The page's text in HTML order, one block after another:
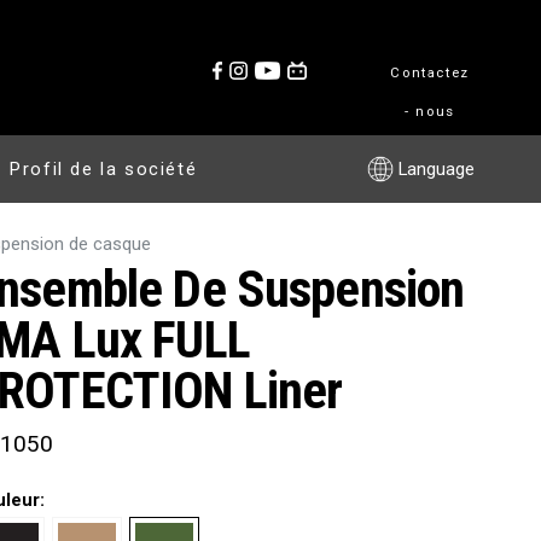
Contactez
- nous
Profil de la société Language
de casque
De Suspension
Lux FULL
Liner